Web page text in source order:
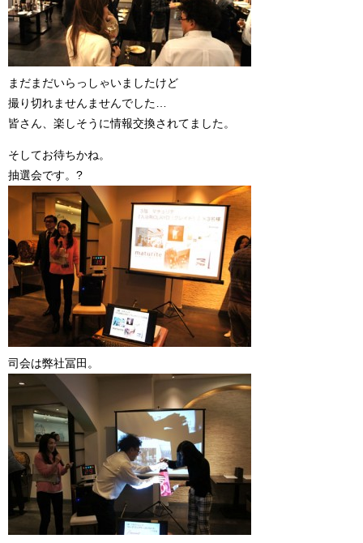
まだまだいらっしゃいましたけど
撮り切れませんませんでした…
皆さん、楽しそうに情報交換されてました。
そしてお待ちかね。
抽選会です。?
司会は弊社冨田。